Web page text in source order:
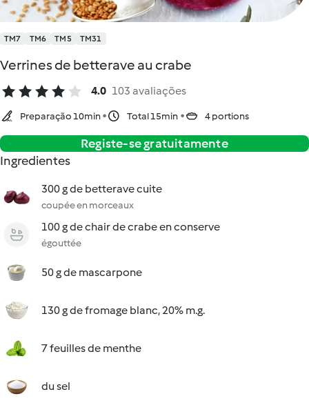
TM7 TM6 TM5 TM31
Verrines de betterave au crabe
4.0 103 avaliações
Preparação 10min Total 15min 4 portions
Registe-se gratuitamente
Ingredientes
300 g de betterave cuite
coupée en morceaux
100 g de chair de crabe en conserve
égouttée
50 g de mascarpone
130 g de fromage blanc, 20% m.g.
7 feuilles de menthe
du sel